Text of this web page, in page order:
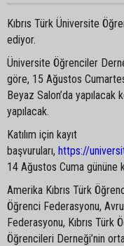
Kıbrıs Türk Üniversite
ediyor.
Üniversite Öğrenciler
göre, 15 Ağustos
Beyaz Salon’da
yapılacak.
Katılım için kayıt
başvuruları, https://
14 Ağustos Cuma gününe
Amerika Kıbrıs Türk
Öğrenci Federasyonu,
Federasyonu, Kıbrıs
Öğrencileri Derneği’nin